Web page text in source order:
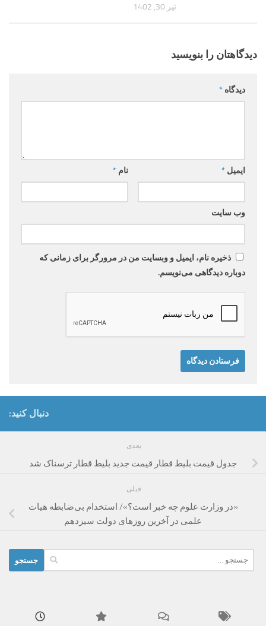
تیر 30, 1402
دیدگاهتان را بنویسید
دیدگاه *
نام * ایمیل *
وب‌ سایت
ذخیره نام، ایمیل و وبسایت من در مرورگر برای زمانی که
دوباره دیدگاهی می‌نویسم.
دنبال کنید:
بعدی
جدول قیمت بلیط قطار قیمت جدید بلیط قطار ترسناک شد
قبلی
«در وزارت علوم چه خبر است؟»/ استخدام بی‌ضابطه هیات
علمی در آخرین روزهای دولت سیزدهم
برای: